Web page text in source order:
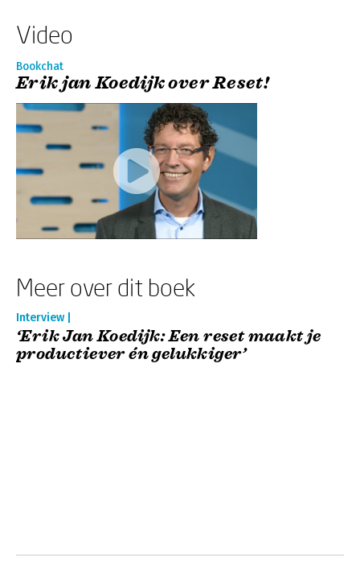
Video
Bookchat
Erik jan Koedijk over Reset!
Meer over dit boek
Interview |
‘Erik Jan Koedijk: Een reset maakt je
productiever én gelukkiger’